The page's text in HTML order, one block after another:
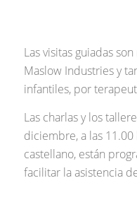
Las visitas guiadas
Maslow Industries y
infantiles, por
Las charlas y los
diciembre, a las 11.00
castellano, están
facilitar la asistencia